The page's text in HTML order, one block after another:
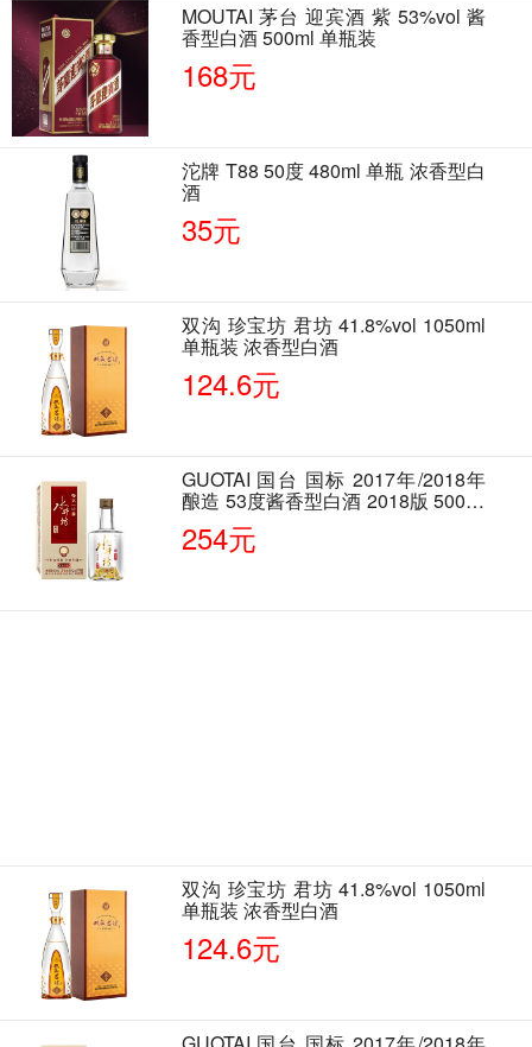
MOUTAI 茅台 迎宾酒 紫 53%vol 酱
香型白酒 500ml 单瓶装
168元
沱牌 T88 50度 480ml 单瓶 浓香型白
酒
35元
双沟 珍宝坊 君坊 41.8%vol 1050ml
单瓶装 浓香型白酒
124.6元
GUOTAI 国台 国标 2017年/2018年
酿造 53度酱香型白酒 2018版 500ml
单瓶装
254元
双沟 珍宝坊 君坊 41.8%vol 1050ml
单瓶装 浓香型白酒
124.6元